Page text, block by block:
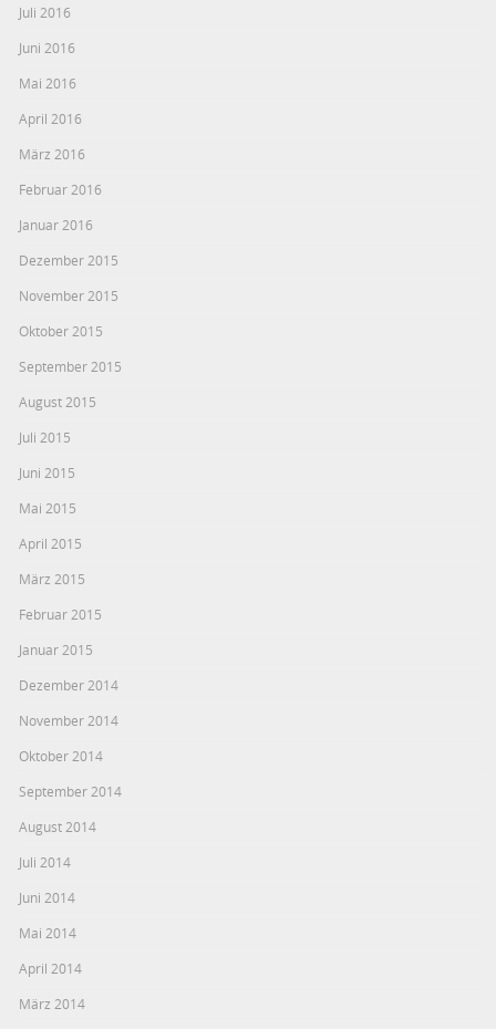
Juli 2016
Juni 2016
Mai 2016
April 2016
März 2016
Februar 2016
Januar 2016
Dezember 2015
November 2015
Oktober 2015
September 2015
August 2015
Juli 2015
Juni 2015
Mai 2015
April 2015
März 2015
Februar 2015
Januar 2015
Dezember 2014
November 2014
Oktober 2014
September 2014
August 2014
Juli 2014
Juni 2014
Mai 2014
April 2014
März 2014